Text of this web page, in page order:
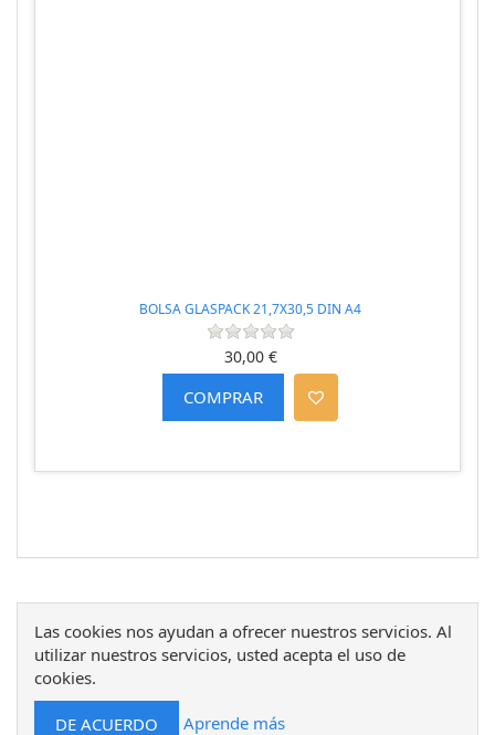
BOLSA GLASPACK 21,7X30,5 DIN A4
30,00 €
Las cookies nos ayudan a ofrecer nuestros servicios. Al
utilizar nuestros servicios, usted acepta el uso de
cookies.
Aprende más